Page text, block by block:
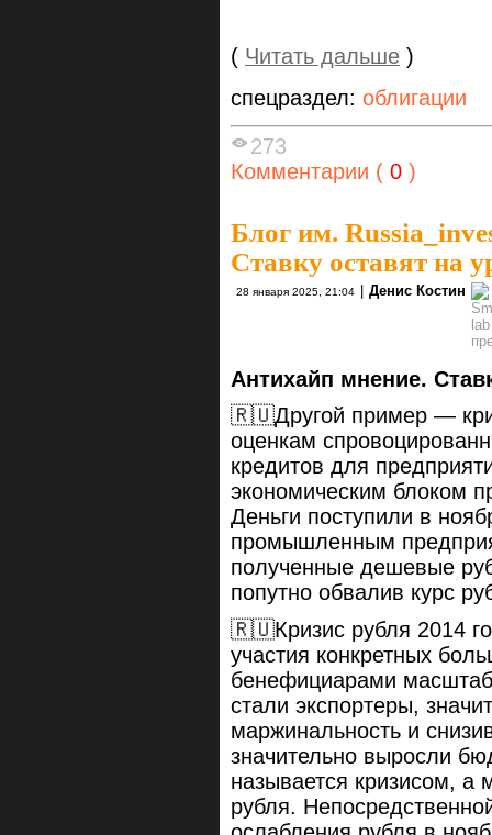
( Читать дальше )
спецраздел: облигации
273
Комментарии ( 0 )
Блог им.
Ставку оставят на
28 января 2025, 21:04 Денис Костин
Антихайп мнение.
🇷🇺Другой пример —
оценкам
кредитов для
экономическим блоком
Деньги поступили в
промышленным
полученные дешевые
попутно обвалив курс
🇷🇺Кризис рубля 2014
участия конкретных
бенефициарами
стали экспортеры,
маржинальность и
значительно выросли
называется кризисом,
рубля.